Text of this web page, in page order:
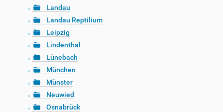
Landau
Landau Reptilium
Leipzig
Lindenthal
Lünebach
München
Münster
Neuwied
Osnabrück